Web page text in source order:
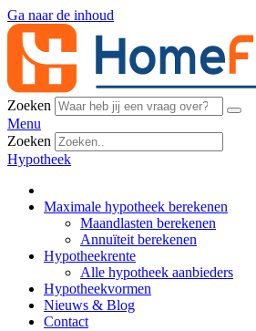
Ga naar de inhoud
Zoeken
Menu
Zoeken
Hypotheek
Maximale hypotheek berekenen
Maandlasten berekenen
Annuïteit berekenen
Hypotheekrente
Alle hypotheek aanbieders
Hypotheekvormen
Nieuws & Blog
Contact